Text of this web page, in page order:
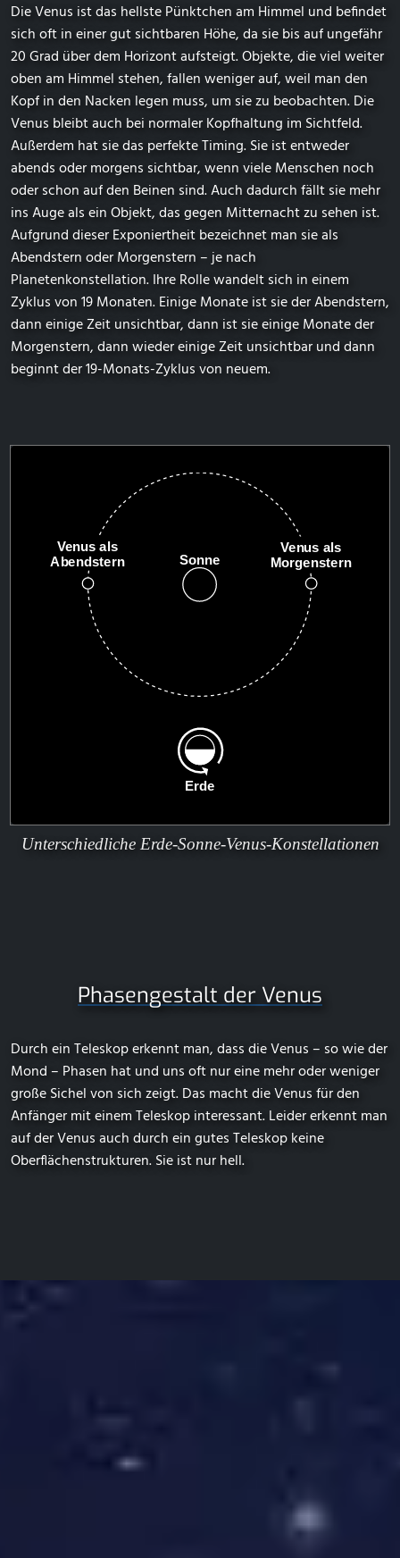
Die Venus ist das hellste Pünktchen am Himmel und befindet
sich oft in einer gut sichtbaren Höhe, da sie bis auf ungefähr
20 Grad über dem Horizont aufsteigt. Objekte, die viel weiter
oben am Himmel stehen, fallen weniger auf, weil man den
Kopf in den Nacken legen muss, um sie zu beobachten. Die
Venus bleibt auch bei normaler Kopfhaltung im Sichtfeld.
Außerdem hat sie das perfekte Timing. Sie ist entweder
abends oder morgens sichtbar, wenn viele Menschen noch
oder schon auf den Beinen sind. Auch dadurch fällt sie mehr
ins Auge als ein Objekt, das gegen Mitternacht zu sehen ist.
Aufgrund dieser Exponiertheit bezeichnet man sie als
Abendstern oder Morgenstern – je nach
Planetenkonstellation. Ihre Rolle wandelt sich in einem
Zyklus von 19 Monaten. Einige Monate ist sie der Abendstern,
dann einige Zeit unsichtbar, dann ist sie einige Monate der
Morgenstern, dann wieder einige Zeit unsichtbar und dann
beginnt der 19-Monats-Zyklus von neuem.
Unterschiedliche Erde-Sonne-Venus-Konstellationen
Phasengestalt der Venus
Durch ein Teleskop erkennt man, dass die Venus – so wie der
Mond – Phasen hat und uns oft nur eine mehr oder weniger
große Sichel von sich zeigt. Das macht die Venus für den
Anfänger mit einem Teleskop interessant. Leider erkennt man
auf der Venus auch durch ein gutes Teleskop keine
Oberflächenstrukturen. Sie ist nur hell.